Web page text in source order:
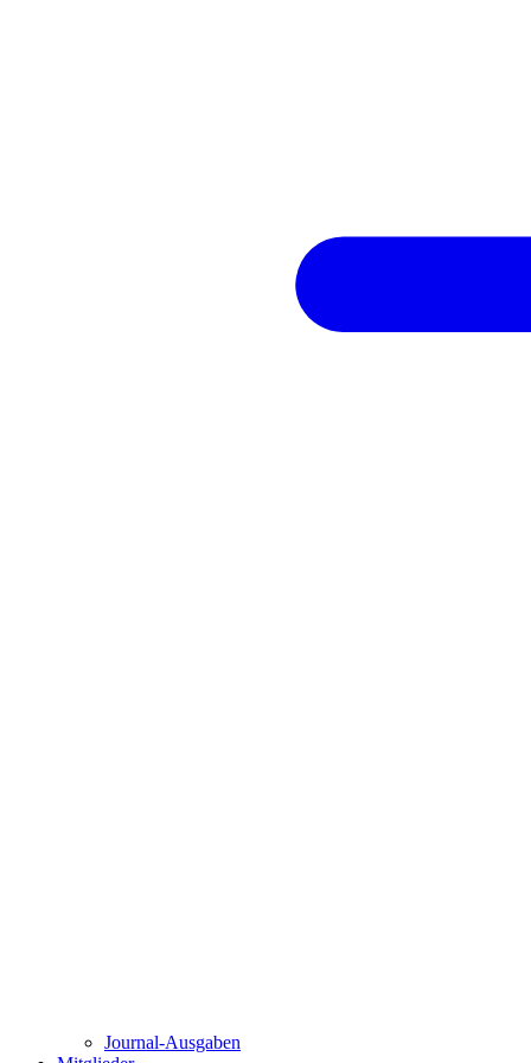
Journal-Ausgaben